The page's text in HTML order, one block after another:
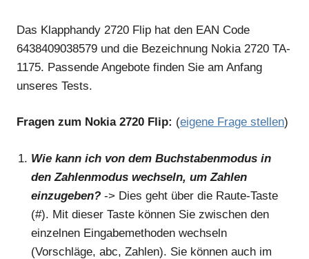
Das Klapphandy 2720 Flip hat den EAN Code
6438409038579 und die Bezeichnung Nokia 2720 TA-
1175. Passende Angebote finden Sie am Anfang
unseres Tests.
Fragen zum Nokia 2720 Flip: (eigene Frage stellen)
Wie kann ich von dem Buchstabenmodus in
den Zahlenmodus wechseln, um Zahlen
einzugeben? -> Dies geht über die Raute-Taste
(#). Mit dieser Taste können Sie zwischen den
einzelnen Eingabemethoden wechseln
(Vorschläge, abc, Zahlen). Sie können auch im